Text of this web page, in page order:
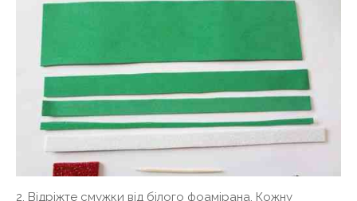
2. Відріжте смужки від білого фоамірана. Кожну